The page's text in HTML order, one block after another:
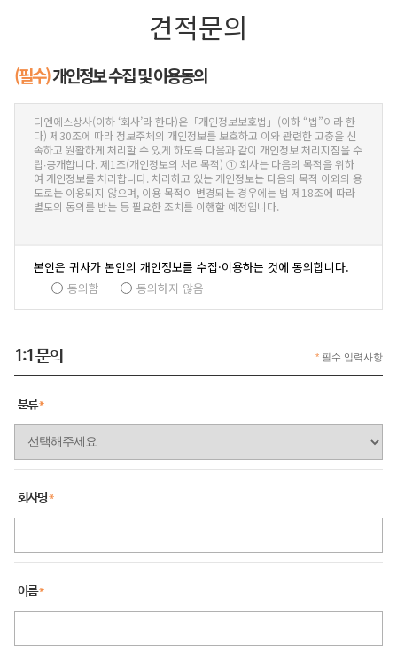
견적문의
(필수)개인정보 수집 및 이용동의
디엔에스상사(이하 ‘회사’라 한다)은「개인정보보호법」(이하 “법”이라 한
다) 제30조에 따라 정보주체의 개인정보를 보호하고 이와 관련한 고충을 신
속하고 원활하게 처리할 수 있게 하도록 다음과 같이 개인정보 처리지침을 수
립∙공개합니다. 제1조(개인정보의 처리목적) ① 회사는 다음의 목적을 위하
여 개인정보를 처리합니다. 처리하고 있는 개인정보는 다음의 목적 이외의 용
도로는 이용되지 않으며, 이용 목적이 변경되는 경우에는 법 제18조에 따라
별도의 동의를 받는 등 필요한 조치를 이행할 예정입니다.
본인은 귀사가 본인의 개인정보를 수집·이용하는 것에 동의합니다.
동의함
동의하지 않음
1:1 문의 * 필수 입력사항
분류
회사명
이름